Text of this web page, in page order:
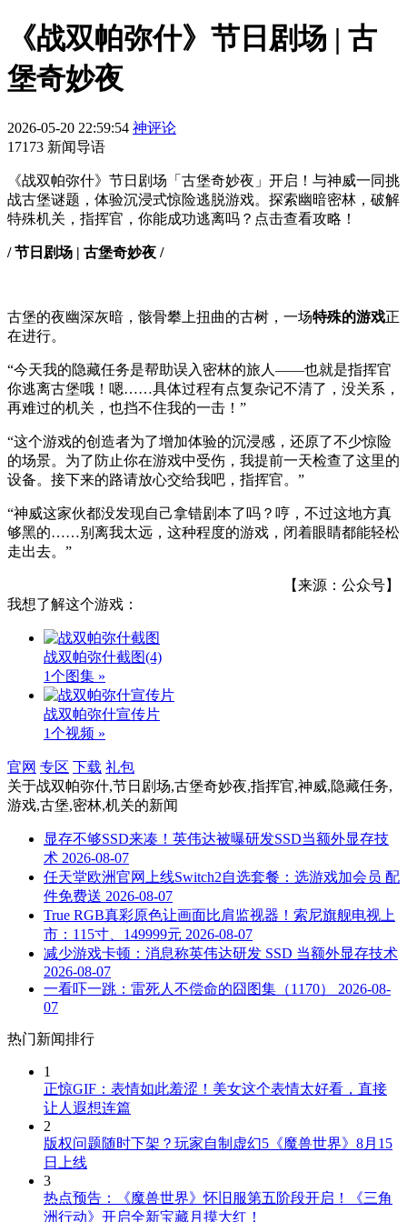
《战双帕弥什》节日剧场 | 古
堡奇妙夜
2026-05-20 22:59:54 神评论
17173 新闻导语
《战双帕弥什》节日剧场「古堡奇妙夜」开启！与神威一同挑
战古堡谜题，体验沉浸式惊险逃脱游戏。探索幽暗密林，破解
特殊机关，指挥官，你能成功逃离吗？点击查看攻略！
/ 节日剧场 | 古堡奇妙夜 /
古堡的夜幽深灰暗，骸骨攀上扭曲的古树，一场特殊的游戏正
在进行。
“今天我的隐藏任务是帮助误入密林的旅人——也就是指挥官
你逃离古堡哦！嗯……具体过程有点复杂记不清了，没关系，
再难过的机关，也挡不住我的一击！”
“这个游戏的创造者为了增加体验的沉浸感，还原了不少惊险
的场景。为了防止你在游戏中受伤，我提前一天检查了这里的
设备。接下来的路请放心交给我吧，指挥官。”
“神威这家伙都没发现自己拿错剧本了吗？哼，不过这地方真
够黑的……别离我太远，这种程度的游戏，闭着眼睛都能轻松
走出去。”
【来源：公众号】
我想了解这个游戏：
战双帕弥什截图(4)
1个图集 »
战双帕弥什宣传片
1个视频 »
官网 专区 下载 礼包
关于战双帕弥什,节日剧场,古堡奇妙夜,指挥官,神威,隐藏任务,
游戏,古堡,密林,机关的新闻
显存不够SSD来凑！英伟达被曝研发SSD当额外显存技
术 2026-08-07
任天堂欧洲官网上线Switch2自选套餐：选游戏加会员 配
件免费送 2026-08-07
True RGB真彩原色让画面比肩监视器！索尼旗舰电视上
市：115寸、149999元 2026-08-07
减少游戏卡顿：消息称英伟达研发 SSD 当额外显存技术
2026-08-07
一看吓一跳：雷死人不偿命的囧图集（1170）
2026-08-
07
热门新闻排行
1
正惊GIF：表情如此羞涩！美女这个表情太好看，直接
让人遐想连篇
2
版权问题随时下架？玩家自制虚幻5《魔兽世界》8月15
日上线
3
热点预告：《魔兽世界》怀旧服第五阶段开启！《三角
洲行动》开启全新宝藏月摸大红！